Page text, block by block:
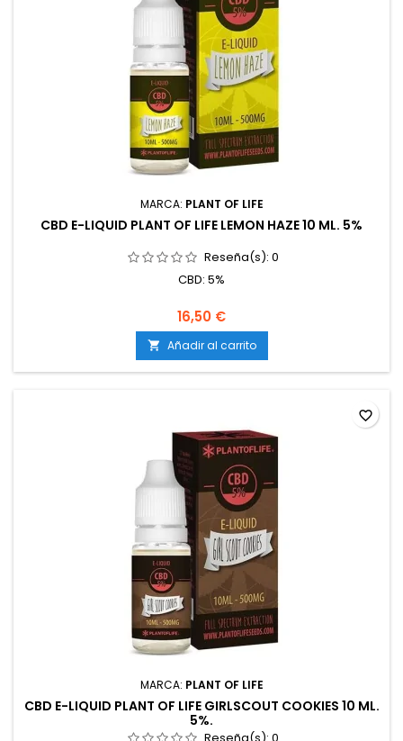
MARCA: PLANT OF LIFE
CBD E-LIQUID PLANT OF LIFE LEMON HAZE 10 ML. 5%
Reseña(s): 0
CBD: 5%
16,50 €
 Añadir al carrito
MARCA: PLANT OF LIFE
CBD E-LIQUID PLANT OF LIFE GIRLSCOUT COOKIES 10 ML.
5%.
favorite_border